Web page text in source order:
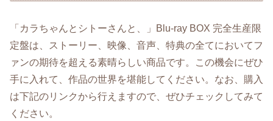
「カラちゃんとシトーさんと、」Blu-ray BOX 完全生産限
定盤は、ストーリー、映像、音声、特典の全てにおいてフ
ァンの期待を超える素晴らしい商品です。この機会にぜひ
手に入れて、作品の世界を堪能してください。なお、購入
は下記のリンクから行えますので、ぜひチェックしてみて
ください。